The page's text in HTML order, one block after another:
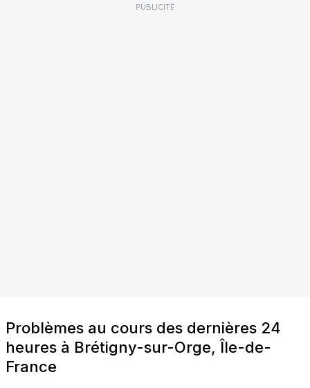
PUBLICITÉ
Problèmes au cours des dernières 24
heures à Brétigny-sur-Orge, Île-de-
France